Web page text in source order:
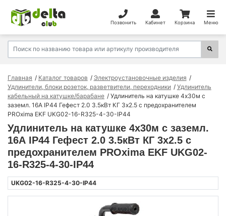
Позвонить Кабинет Корзина Меню
Главная Каталог товаров
Электроустановочные изделия
Удлинители, блоки розеток, разветвители, переходники
Удлинитель
кабельный на катушке/барабане
Удлинитель на катушке 4х30м с
заземл. 16А IP44 Гефест 2.0 3.5кВт КГ 3х2.5 с предохранителем
PROxima EKF UKG02-16-R325-4-30-IP44
Удлинитель на катушке 4х30м с заземл.
16А IP44 Гефест 2.0 3.5кВт КГ 3х2.5 с
предохранителем PROxima EKF UKG02-
16-R325-4-30-IP44
UKG02-16-R325-4-30-IP44